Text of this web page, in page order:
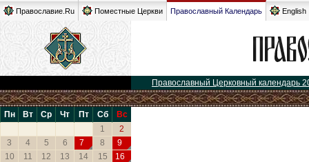
Православие.Ru Поместные Церкви Православный Календарь English
Православный Церковный календарь
Пн Вт Ср Чт Пт Сб
Вс
1
2
3
4 5 6 7 8
9
10
11 12 13 14 15
16